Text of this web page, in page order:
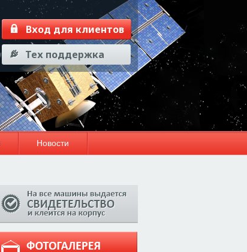
Вход для клиентов
Тех поддержка
Новости